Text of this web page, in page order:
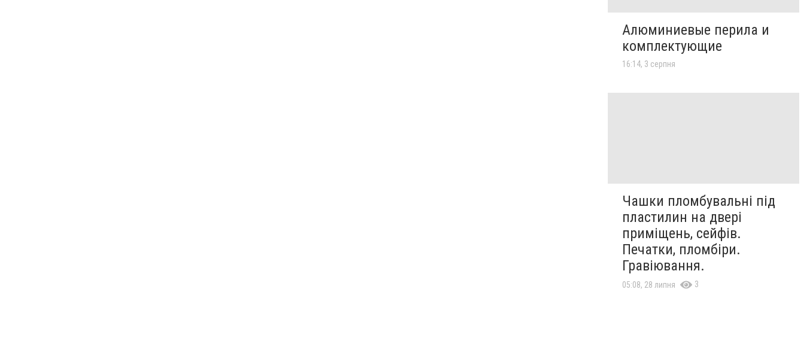
Алюминиевые перила и
комплектующие
16:14, 3 серпня
Чашки пломбувальні під
пластилин на двері
приміщень, сейфів.
Печатки, пломбіри.
Гравіювання.
05:08, 28 липня 3